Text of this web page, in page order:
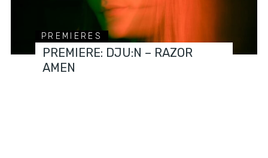
PREMIERES
PREMIERE: DJU:N – RAZOR
AMEN